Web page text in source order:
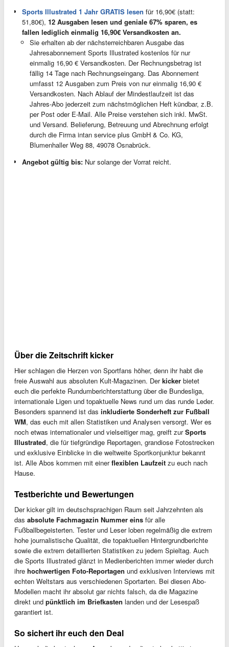
Sports Illustrated 1 Jahr GRATIS lesen für 16,90€ (statt:
51,80€), 12 Ausgaben lesen und geniale 67% sparen, es
fallen lediglich einmalig 16,90€ Versandkosten an.
Sie erhalten ab der nächsterreichbaren Ausgabe das
Jahresabonnement Sports Illustrated kostenlos für nur
einmalig 16,90 € Versandkosten. Der Rechnungsbetrag ist
fällig 14 Tage nach Rechnungseingang. Das Abonnement
umfasst 12 Ausgaben zum Preis von nur einmalig 16,90 €
Versandkosten. Nach Ablauf der Mindestlaufzeit ist das
Jahres-Abo jederzeit zum nächstmöglichen Heft kündbar, z.B.
per Post oder E-Mail. Alle Preise verstehen sich inkl. MwSt.
und Versand. Belieferung, Betreuung und Abrechnung erfolgt
durch die Firma intan service plus GmbH & Co. KG,
Blumenhaller Weg 88, 49078 Osnabrück.
Angebot gültig bis: Nur solange der Vorrat reicht.
Über die Zeitschrift kicker
Hier schlagen die Herzen von Sportfans höher, denn ihr habt die
freie Auswahl aus absoluten Kult-Magazinen. Derkicker bietet
euch die perfekte Rundumberichterstattung über die Bundesliga,
internationale Ligen und topaktuelle News rund um das runde Leder.
Besonders spannend ist das inkludierte Sonderheft zur Fußball
WM, das euch mit allen Statistiken und Analysen versorgt. Wer es
noch etwas internationaler und vielseitiger mag, greift zurSports
Illustrated, die für tiefgründige Reportagen, grandiose Fotostrecken
und exklusive Einblicke in die weltweite Sportkonjunktur bekannt
ist. Alle Abos kommen mit einerflexiblen Laufzeit zu euch nach
Hause.
Testberichte und Bewertungen
Der kicker gilt im deutschsprachigen Raum seit Jahrzehnten als
das absolute Fachmagazin Nummer eins für alle
Fußballbegeisterten. Tester und Leser loben regelmäßig die extrem
hohe journalistische Qualität, die topaktuellen Hintergrundberichte
sowie die extrem detaillierten Statistiken zu jedem Spieltag. Auch
die Sports Illustrated glänzt in Medienberichten immer wieder durch
ihre hochwertigen Foto-Reportagen und exklusiven Interviews mit
echten Weltstars aus verschiedenen Sportarten. Bei diesen Abo-
Modellen macht ihr absolut gar nichts falsch, da die Magazine
direkt und pünktlich im Briefkasten landen und der Lesespaß
garantiert ist.
So sichert ihr euch den Deal